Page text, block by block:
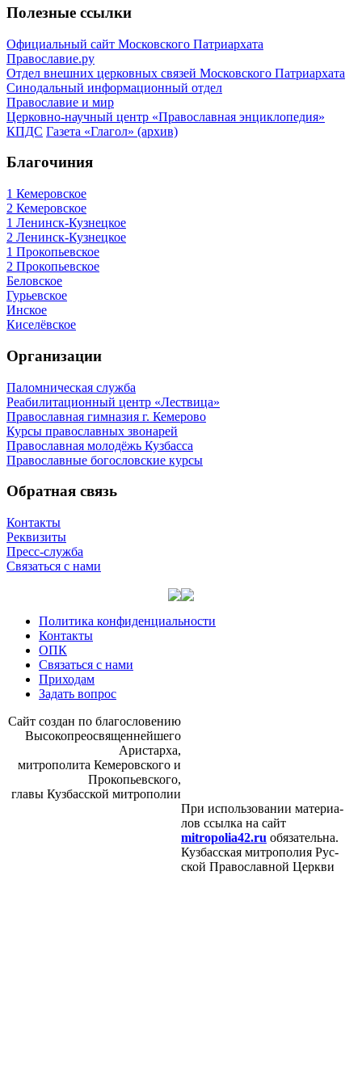
Полезные ссылки
Официальный сайт Московского Патриархата
Православие.ру
Отдел внешних церковных связей Московского Патриархата
Синодальный информационный отдел
Православие и мир
Церковно-научный центр «Православная энциклопедия»
КПДС Газета «Глагол» (архив)
Благочиния
1 Кемеровское
2 Кемеровское
1 Ленинск-Кузнецкое
2 Ленинск-Кузнецкое
1 Прокопьевское
2 Прокопьевское
Беловское
Гурьевское
Инское
Киселёвское
Организации
Паломническая служба
Реабилитационный центр «Лествица»
Православная гимназия г. Кемерово
Курсы православных звонарей
Православная молодёжь Кузбасса
Православные богословские курсы
Обратная связь
Контакты
Реквизиты
Пресс-служба
Связаться с нами
Политика конфиденциальности
Контакты
ОПК
Связаться с нами
Приходам
Задать вопрос
Сайт со­здан по бла­го­сло­ве­нию
Вы­со­ко­прео­свя­щен­ней­ше­го
Ари­стар­ха,
мит­ро­по­ли­та Ке­ме­ров­ско­го и
Про­ко­пьев­ско­го,
гла­вы Куз­бас­ской мит­ро­по­лии
При ис­поль­зо­ва­нии ма­те­ри­а­
лов ссыл­ка на сайт
mitropolia42.ru обя­за­тель­на.
Куз­бас­ская мит­ро­по­лия Рус­
ской Пра­во­слав­ной Церк­ви